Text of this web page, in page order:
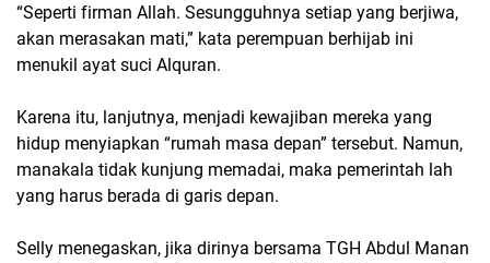
“Seperti firman Allah. Sesungguhnya setiap yang berjiwa,
akan merasakan mati,” kata perempuan berhijab ini
menukil ayat suci Alquran.
Karena itu, lanjutnya, menjadi kewajiban mereka yang
hidup menyiapkan “rumah masa depan” tersebut. Namun,
manakala tidak kunjung memadai, maka pemerintah lah
yang harus berada di garis depan.
Selly menegaskan, jika dirinya bersama TGH Abdul Manan